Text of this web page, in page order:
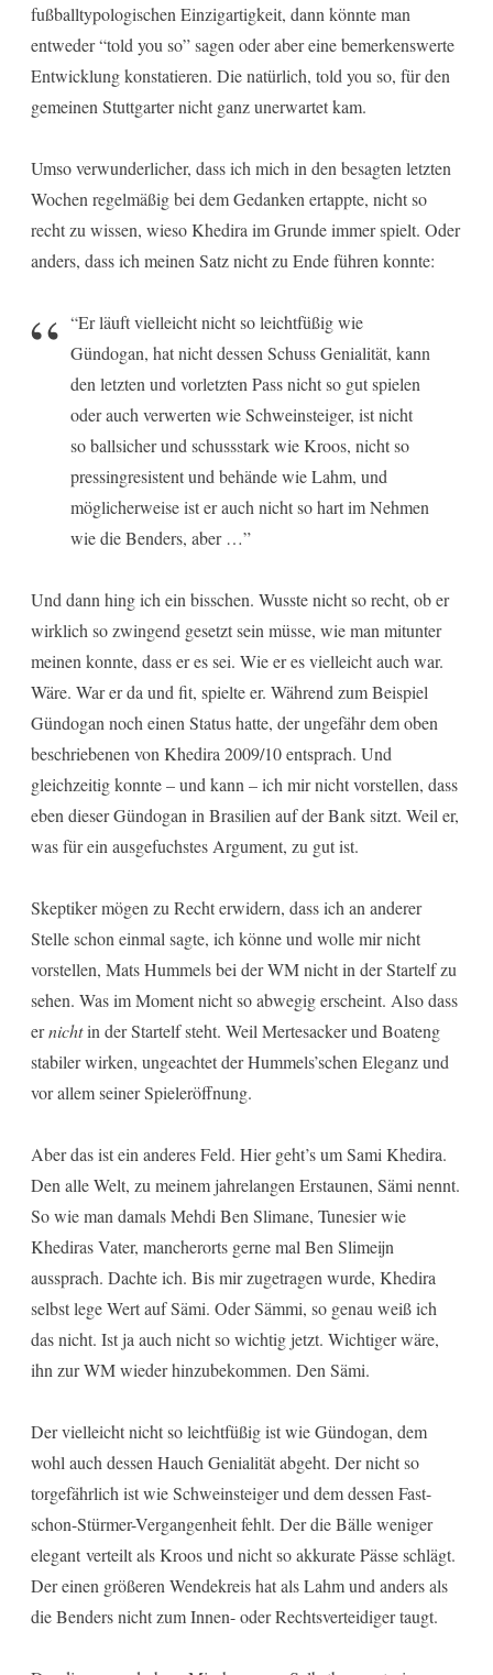
fußballtypologischen Einzigartigkeit, dann könnte man
entweder “told you so” sagen oder aber eine bemerkenswerte
Entwicklung konstatieren. Die natürlich, told you so, für den
gemeinen Stuttgarter nicht ganz unerwartet kam.
Umso verwunderlicher, dass ich mich in den besagten letzten
Wochen regelmäßig bei dem Gedanken ertappte, nicht so
recht zu wissen, wieso Khedira im Grunde immer spielt. Oder
anders, dass ich meinen Satz nicht zu Ende führen konnte:
“Er läuft vielleicht nicht so leichtfüßig wie
Gündogan, hat nicht dessen Schuss Genialität, kann
den letzten und vorletzten Pass nicht so gut spielen
oder auch verwerten wie Schweinsteiger, ist nicht
so ballsicher und schussstark wie Kroos, nicht so
pressingresistent und behände wie Lahm, und
möglicherweise ist er auch nicht so hart im Nehmen
wie die Benders, aber …”
Und dann hing ich ein bisschen. Wusste nicht so recht, ob er
wirklich so zwingend gesetzt sein müsse, wie man mitunter
meinen konnte, dass er es sei. Wie er es vielleicht auch war.
Wäre. War er da und fit, spielte er. Während zum Beispiel
Gündogan noch einen Status hatte, der ungefähr dem oben
beschriebenen von Khedira 2009/10 entsprach. Und
gleichzeitig konnte – und kann – ich mir nicht vorstellen, dass
eben dieser Gündogan in Brasilien auf der Bank sitzt. Weil er,
was für ein ausgefuchstes Argument, zu gut ist.
Skeptiker mögen zu Recht erwidern, dass ich an anderer
Stelle schon einmal sagte, ich könne und wolle mir nicht
vorstellen, Mats Hummels bei der WM nicht in der Startelf zu
sehen. Was im Moment nicht so abwegig erscheint. Also dass
ernichtin der Startelf steht. Weil Mertesacker und Boateng
stabiler wirken, ungeachtet der Hummels’schen Eleganz und
vor allem seiner Spieleröffnung.
Aber das ist ein anderes Feld. Hier geht’s um Sami Khedira.
Den alle Welt, zu meinem jahrelangen Erstaunen, Sämi nennt.
So wie man damals Mehdi Ben Slimane, Tunesier wie
Khediras Vater, mancherorts gerne mal Ben Slimeijn
aussprach. Dachte ich. Bis mir zugetragen wurde, Khedira
selbst lege Wert auf Sämi. Oder Sämmi, so genau weiß ich
das nicht. Ist ja auch nicht so wichtig jetzt. Wichtiger wäre,
ihn zur WM wieder hinzubekommen. Den Sämi.
Der vielleicht nicht so leichtfüßig ist wie Gündogan, dem
wohl auch dessen Hauch Genialität abgeht. Der nicht so
torgefährlich ist wie Schweinsteiger und dem dessen Fast-
schon-Stürmer-Vergangenheit fehlt. Der die Bälle weniger
elegant verteilt als Kroos und nicht so akkurate Pässe schlägt.
Der einen größeren Wendekreis hat als Lahm und anders als
die Benders nicht zum Innen- oder Rechtsverteidiger taugt.